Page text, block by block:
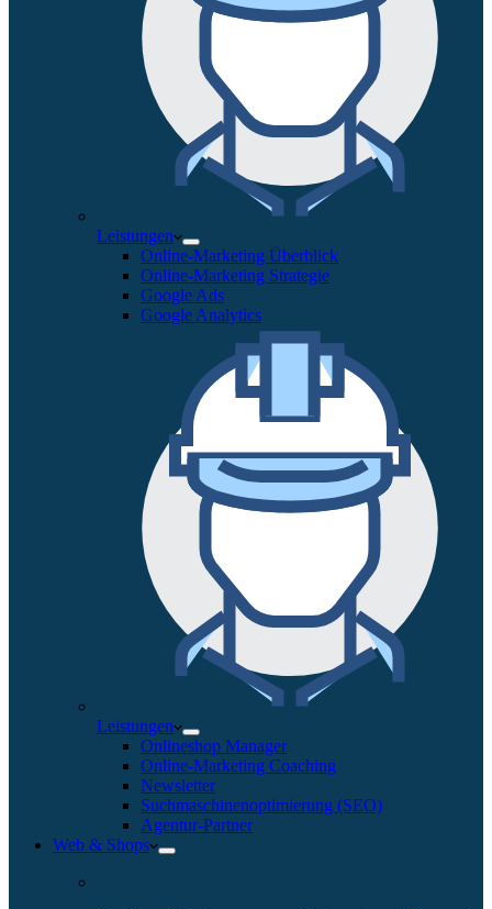
Leistungen
Online-Marketing Überblick
Online-Marketing Strategie
Google Ads
Google Analytics
Leistungen
Onlineshop Manager
Online-Marketing Coaching
Newsletter
Suchmaschinenoptimierung (SEO)
Agentur-Partner
Web & Shops